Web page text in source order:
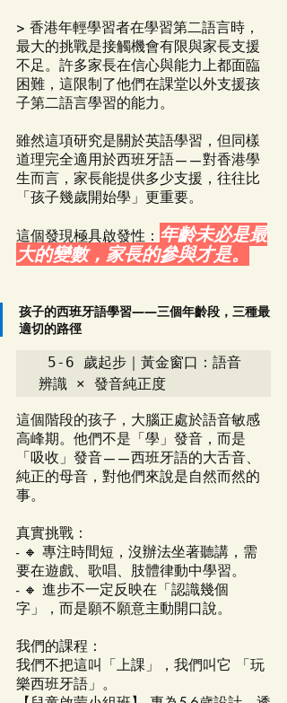
> 香港年輕學習者在學習第二語言時，
最大的挑戰是接觸機會有限與家長支援
不足。許多家長在信心與能力上都面臨
困難，這限制了他們在課堂以外支援孩
子第二語言學習的能力。
雖然這項研究是關於英語學習，但同樣
道理完全適用於西班牙語——對香港學
生而言，家長能提供多少支援，往往比
「孩子幾歲開始學」更重要。
這個發現極具啟發性： 年齡未必是最
大的變數，家長的參與才是。
孩子的西班牙語學習——三個年齡段，三種最
適切的路徑
辨識 × 發音純正度
這個階段的孩子，大腦正處於語音敏感
高峰期。他們不是「學」發音，而是
「吸收」發音——西班牙語的大舌音、
純正的母音，對他們來說是自然而然的
事。
真實挑戰：
- 🔸 專注時間短，沒辦法坐著聽講，需
要在遊戲、歌唱、肢體律動中學習。
- 🔸 進步不一定反映在「認識幾個
字」，而是願不願意主動開口說。
我們的課程：
我們不把這叫「上課」，我們叫它 「玩
樂西班牙語」。